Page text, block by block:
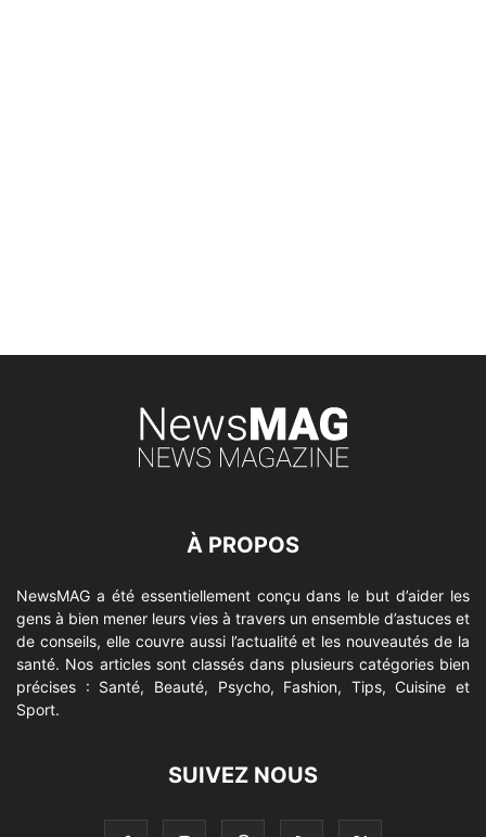
À PROPOS
NewsMAG a été essentiellement conçu dans le but d’aider les
gens à bien mener leurs vies à travers un ensemble d’astuces et
de conseils, elle couvre aussi l’actualité et les nouveautés de la
santé. Nos articles sont classés dans plusieurs catégories bien
précises : Santé, Beauté, Psycho, Fashion, Tips, Cuisine et
Sport.
SUIVEZ NOUS